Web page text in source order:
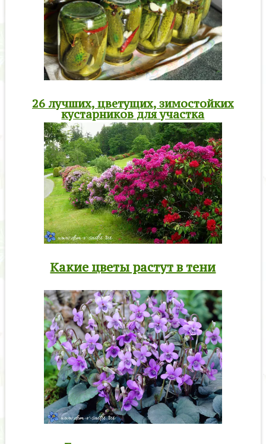
26 лучших, цветущих, зимостойких
кустарников для участка
Какие цветы растут в тени